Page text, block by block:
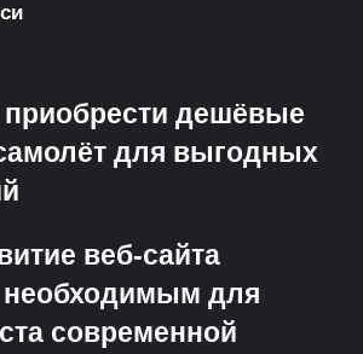
приобрести дешёвые
для выгодных
веб-сайта
необходимым для
современной